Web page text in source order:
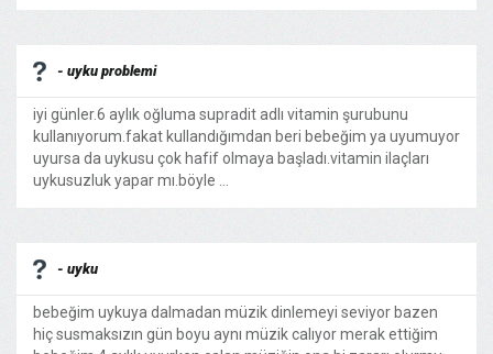
- uyku problemi
iyi günler.6 aylık oğluma supradit adlı vitamin şurubunu
kullanıyorum.fakat kullandığımdan beri bebeğim ya uyumuyor
uyursa da uykusu çok hafif olmaya başladı.vitamin ilaçları
uykusuzluk yapar mı.böyle ...
- uyku
bebeğim uykuya dalmadan müzik dinlemeyi seviyor bazen
hiç susmaksızın gün boyu aynı müzik calıyor merak ettiğim